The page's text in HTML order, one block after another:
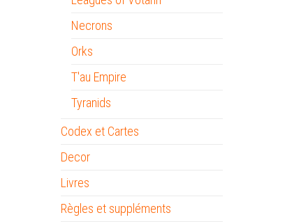
Necrons
Orks
T'au Empire
Tyranids
Codex et Cartes
Decor
Livres
Règles et suppléments